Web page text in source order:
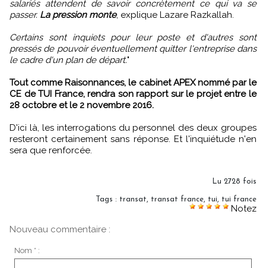
salariés attendent de savoir concrètement ce qui va se
passer. La pression monte, explique Lazare Razkallah.
Certains sont inquiets pour leur poste et d'autres sont
pressés de pouvoir éventuellement quitter l'entreprise dans
le cadre d'un plan de départ."
Tout comme Raisonnances, le cabinet APEX nommé par le
CE de TUI France, rendra son rapport sur le projet entre le
28 octobre et le 2 novembre 2016.
D'ici là, les interrogations du personnel des deux groupes
resteront certainement sans réponse. Et l'inquiétude n'en
sera que renforcée.
Lu 2728 fois
Tags : transat, transat france, tui, tui france
Notez
Nouveau commentaire :
Nom * :